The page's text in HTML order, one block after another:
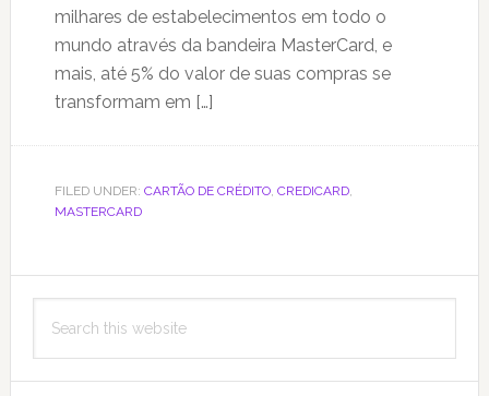
milhares de estabelecimentos em todo o
mundo através da bandeira MasterCard, e
mais, até 5% do valor de suas compras se
transformam em […]
FILED UNDER: CARTÃO DE CRÉDITO, CREDICARD,
MASTERCARD
Primary
Sidebar
this